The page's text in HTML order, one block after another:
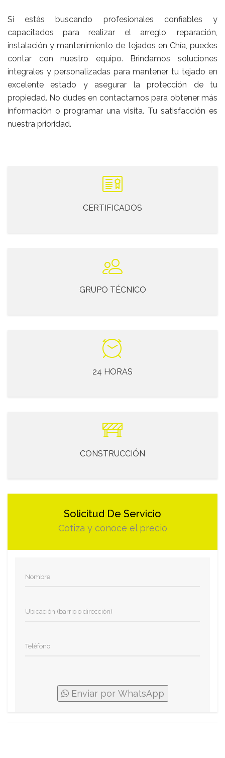
Si estás buscando profesionales confiables y
capacitados para realizar el arreglo, reparación,
instalación y mantenimiento de tejados en Chía, puedes
contar con nuestro equipo. Brindamos soluciones
integrales y personalizadas para mantener tu tejado en
excelente estado y asegurar la protección de tu
propiedad. No dudes en contactarnos para obtener más
información o programar una visita. Tu satisfacción es
nuestra prioridad.
CERTIFICADOS
GRUPO TÉCNICO
24 HORAS
CONSTRUCCIÓN
Solicitud De Servicio
Cotiza y conoce el precio
Enviar por WhatsApp